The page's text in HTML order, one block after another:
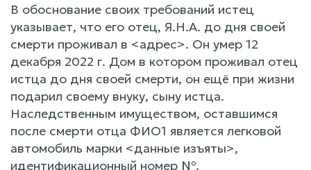
В обоснование своих требований истец
указывает, что его отец, Я.Н.А. до дня своей
смерти проживал в <адрес>. Он умер 12
декабря 2022 г. Дом в котором проживал отец
истца до дня своей смерти, он ещё при жизни
подарил своему внуку, сыну истца.
Наследственным имуществом, оставшимся
после смерти отца ФИО1 является легковой
автомобиль марки <данные изъяты>,
идентификационный номер №,